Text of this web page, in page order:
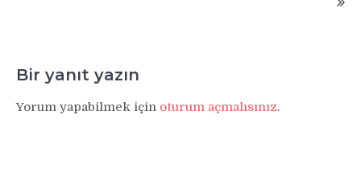
Bir yanıt yazın
Yorum yapabilmek için oturum açmalısınız.